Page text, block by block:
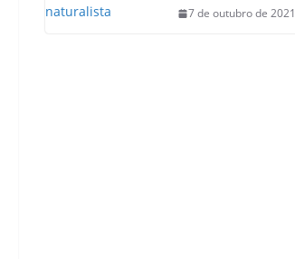
7 de outubro de 2021